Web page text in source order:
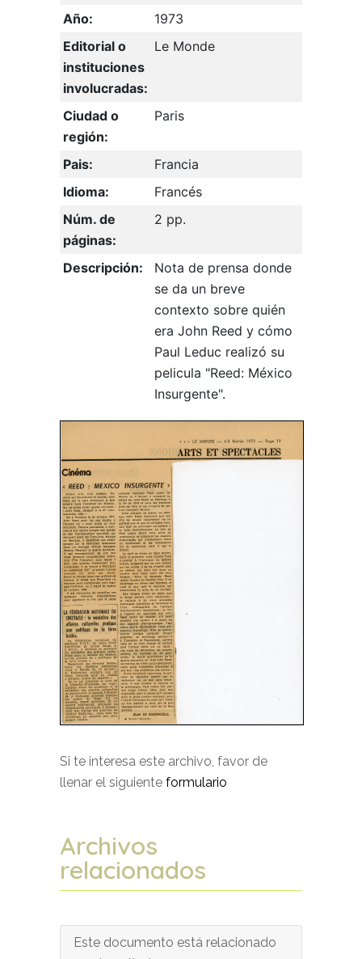
Año:
1973
Editorial o
instituciones
involucradas:
Le Monde
Ciudad o
región:
Paris
Pais:
Francia
Idioma:
Francés
Núm. de
páginas:
2 pp.
Descripción:
Nota de prensa donde
se da un breve
contexto sobre quién
era John Reed y cómo
Paul Leduc realizó su
pelicula "Reed: México
Insurgente".
Si te interesa este archivo, favor de
llenar el siguiente formulario
Archivos
relacionados
Este documento está relacionado